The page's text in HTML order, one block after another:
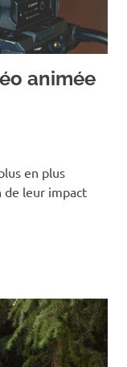
animée
en plus
de leur impact